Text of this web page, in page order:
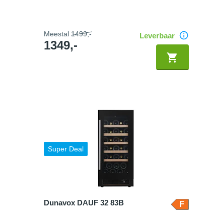
Meestal 1499,-
1349,-
Leverbaar
Super Deal
Dunavox DAUF 32 83B F